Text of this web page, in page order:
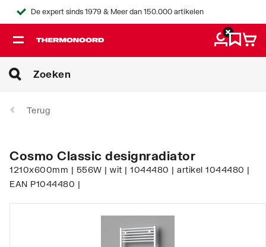
De expert sinds 1979 & Meer dan 150.000 artikelen
Terug
Cosmo Classic designradiator
1210x600mm | 556W | wit | 1044480 | artikel 1044480 |
EAN P1044480 |